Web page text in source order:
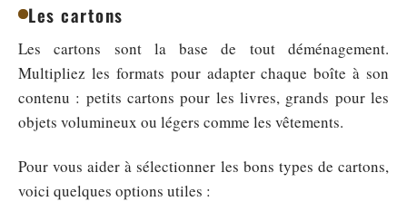
Les cartons
Les cartons sont la base de tout déménagement.
Multipliez les formats pour adapter chaque boîte à son
contenu : petits cartons pour les livres, grands pour les
objets volumineux ou légers comme les vêtements.
Pour vous aider à sélectionner les bons types de cartons,
voici quelques options utiles :